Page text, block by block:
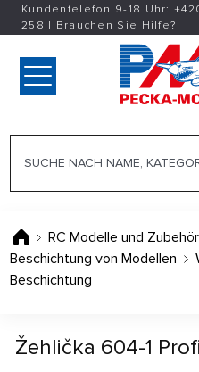
Kundentelefon 9-18 Uhr:
258 | Brauchen Sie Hilfe?
RC Modelle und Zubehör
Beschichtung von Modellen
Beschichtung
Žehlička 604-1 Profi